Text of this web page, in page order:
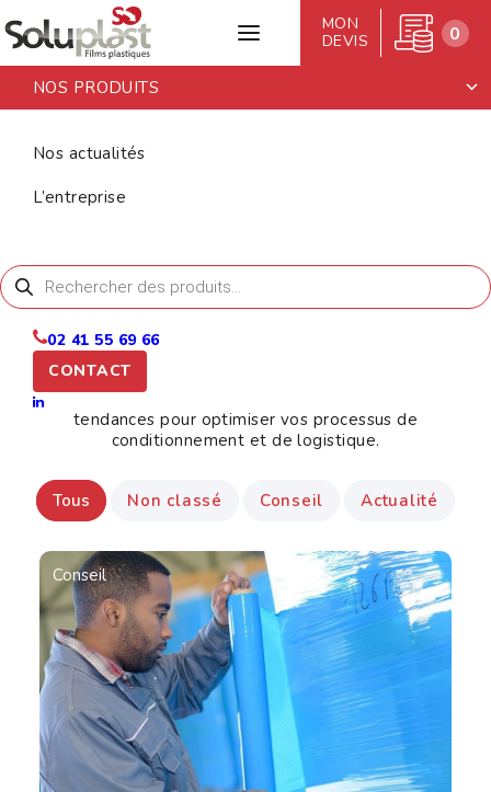
NOS PRODUITS
Nos actualités
L’entreprise
MON
DEVIS
0
Recherche
de
produits
02 41 55 69 66
CONTACT
Accueil>Actualité
ACTUALITÉ
Soluplast, spécialiste basé à Cholet dans la
commercialisation de films plastiques et d’adhésifs
pour l’emballage et l’expédition. Forts de 30 ans
d’expérience, nous partageons ici des informations
essentielles, des conseils et les dernières
tendances pour optimiser vos processus de
conditionnement et de logistique.
Tous Non classé Conseil Actualité
Conseil